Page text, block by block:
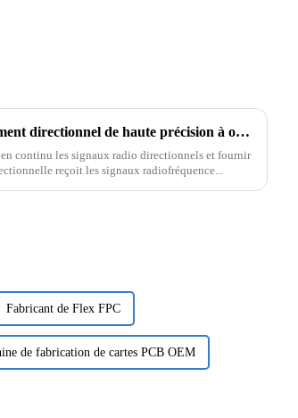
R&D de la structure d'installation pour instrument directionnel de haute précision à ondes ultracourtes
continu les signaux radio directionnels et fournir
reçoit les signaux radiofréquence...
Fabricant de Flex FPC
de fabrication de cartes PCB OEM